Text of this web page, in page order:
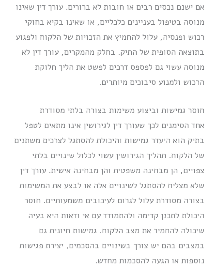
אם ישנם נכסים רבים או חובות לא ברורים. עורך דין שאינו
מנוסה בטיפול בעניינים כלכליים, או שאינו בקיא בחוקי
רכוש ופנסיה, עלול להחמיץ את הזכויות של הלקוח ולפגוע
בתוצאה הסופית של התיק. בחלק מהמקרים, עורך דין לא
מנוסה עשוי גם לפספס דרכים לפשט את הליך חלוקת
הרכוש ולמנוע סיבוכים מיותרים.
חוסר גמישות וביצוע משימות בצורה בלתי מסודרת
אחד הסימנים לכך שעורך דין לגירושין אינו מתאים לטפל
בתיק הוא היעדר גמישות והיכולת להסתגל לצרכים משתנים
של הלקוח. תהליך הגירושין עשוי לכלול שינויים בלתי
צפויים, הן מבחינה משפטית והן מבחינה אישית. עורך דין
שלא מצליח להסתגל לשינויים אלה או לבצע את המשימות
בצורה מסודרת עלול לגרום לעיכובים משמעותיים. חוסר
היכולת לתכנן קדימה ולהתמודד עם אי ודאות היא בעיה
שיכולה להחמיר את מצב הלקוח. גמישות חיונית גם
במצבים בהם יש צורך בשינויים בהסכמים, יצירת פגישות
נוספות או הגעה להסכמות מחדש.